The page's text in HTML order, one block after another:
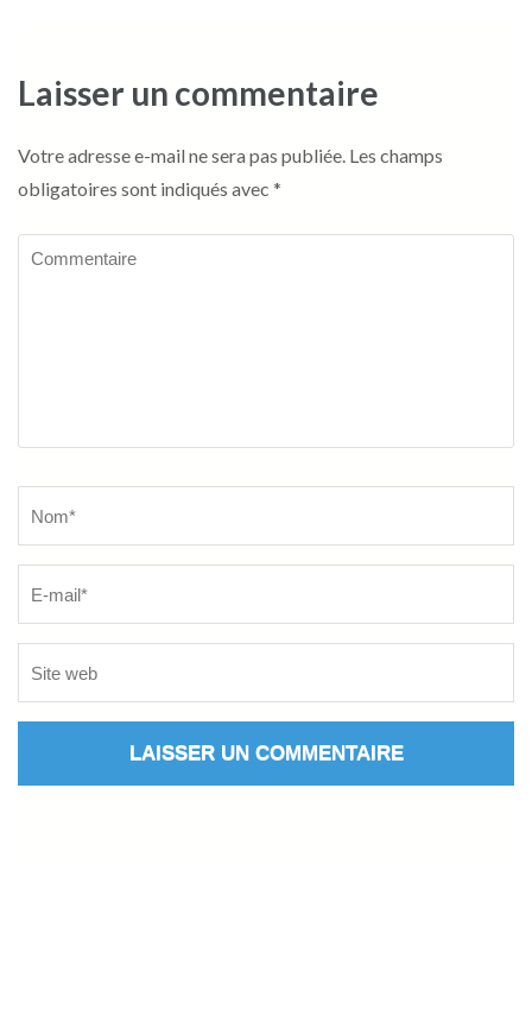
Laisser un commentaire
Votre adresse e-mail ne sera pas publiée. Les champs
obligatoires sont indiqués avec *
Commentaire